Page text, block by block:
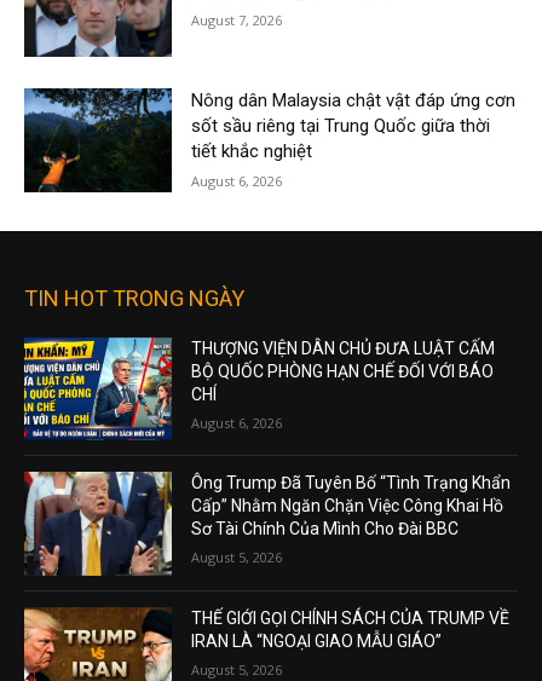
August 7, 2026
Nông dân Malaysia chật vật đáp ứng cơn
sốt sầu riêng tại Trung Quốc giữa thời
tiết khắc nghiệt
August 6, 2026
TIN HOT TRONG NGÀY
THƯỢNG VIỆN DÂN CHỦ ĐƯA LUẬT CẤM
BỘ QUỐC PHÒNG HẠN CHẾ ĐỐI VỚI BÁO
CHÍ
August 6, 2026
Ông Trump Đã Tuyên Bố “Tình Trạng Khẩn
Cấp” Nhằm Ngăn Chặn Việc Công Khai Hồ
Sơ Tài Chính Của Mình Cho Đài BBC
August 5, 2026
THẾ GIỚI GỌI CHÍNH SÁCH CỦA TRUMP VỀ
IRAN LÀ “NGOẠI GIAO MẪU GIÁO”
August 5, 2026